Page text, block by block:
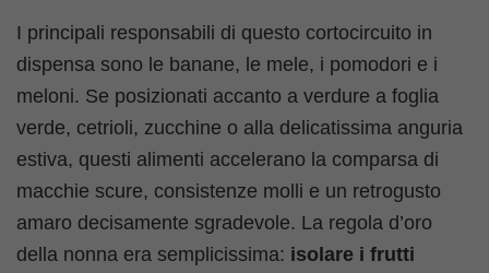
I principali responsabili di questo cortocircuito in
dispensa sono le banane, le mele, i pomodori e i
meloni. Se posizionati accanto a verdure a foglia
verde, cetrioli, zucchine o alla delicatissima anguria
estiva, questi alimenti accelerano la comparsa di
macchie scure, consistenze molli e un retrogusto
amaro decisamente sgradevole. La regola d’oro
della nonna era semplicissima: isolare i frutti